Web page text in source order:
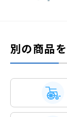
別の商品